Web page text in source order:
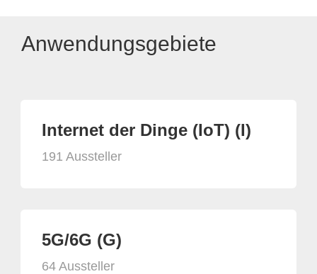
Anwendungsgebiete
Internet der Dinge (IoT) (I)
191 Aussteller
5G/6G (G)
64 Aussteller